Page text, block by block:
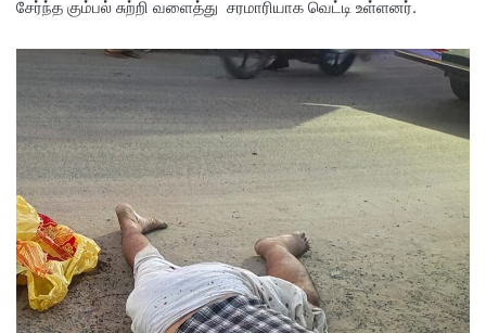
சேர்ந்த கும்பல் சுற்றி வளைத்து சரமாரியாக வெட்டி உள்ளனர்.